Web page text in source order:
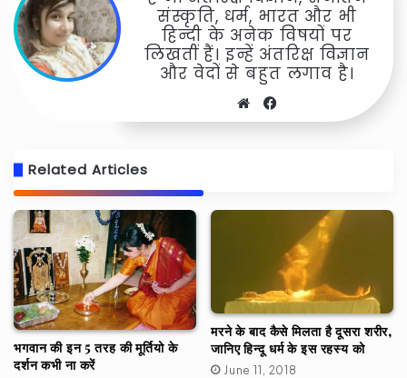
संस्कृति, धर्म, भारत और भी
हिन्दी के अनेक विषयों पर
लिखतीं हैं। इन्हें अंतरिक्ष विज्ञान
और वेदों से बहुत लगाव है।
Website
Related Articles
भगवान की इन 5 तरह की मूर्तियो के
दर्शन कभी ना करें
मरने के बाद कैसे मिलता है दूसरा शरीर,
जानिए हिन्दू धर्म के इस रहस्य को
June 11, 2018